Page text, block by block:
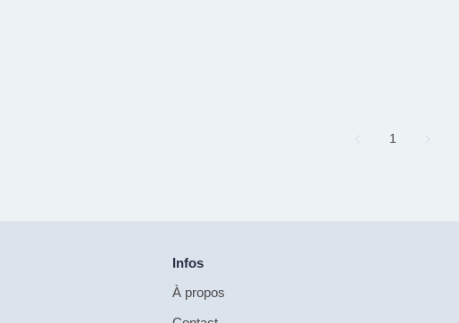
Page
1
Infos
À propos